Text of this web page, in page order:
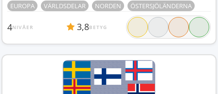
EUROPA VÄRLDSDELAR NORDEN ÖSTERSJÖLÄNDERNA
4NIVÅER 3,8BETYG